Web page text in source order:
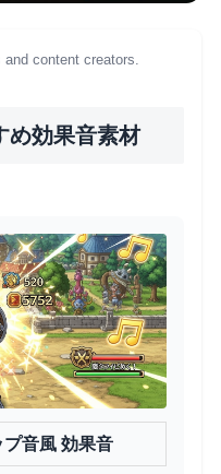
content creators.
め効果音素材
プ音風 効果音